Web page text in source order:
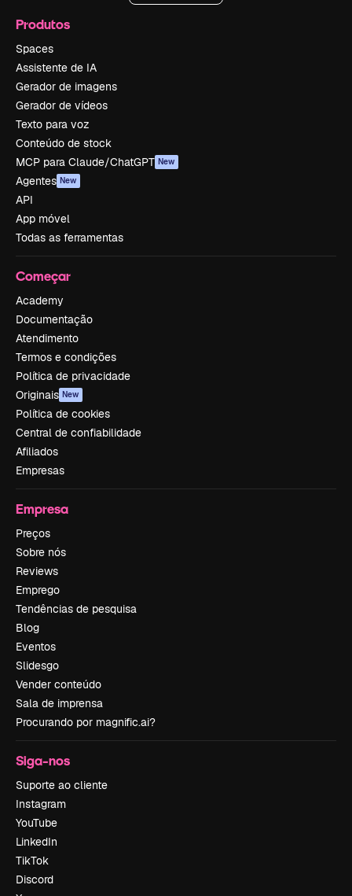
Produtos
Spaces
Assistente de IA
Gerador de imagens
Gerador de vídeos
Texto para voz
Conteúdo de stock
MCP para Claude/ChatGPT New
Agentes New
API
App móvel
Todas as ferramentas
Começar
Academy
Documentação
Atendimento
Termos e condições
Política de privacidade
Originais New
Política de cookies
Central de confiabilidade
Afiliados
Empresas
Empresa
Preços
Sobre nós
Reviews
Emprego
Tendências de pesquisa
Blog
Eventos
Slidesgo
Vender conteúdo
Sala de imprensa
Procurando por magnific.ai?
Siga-nos
Suporte ao cliente
Instagram
YouTube
LinkedIn
TikTok
Discord